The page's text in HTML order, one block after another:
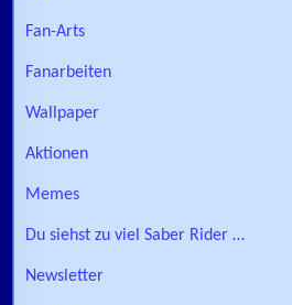
Fan-Arts
Fanarbeiten
Wallpaper
Aktionen
Memes
Du siehst zu viel Saber Rider …
Newsletter